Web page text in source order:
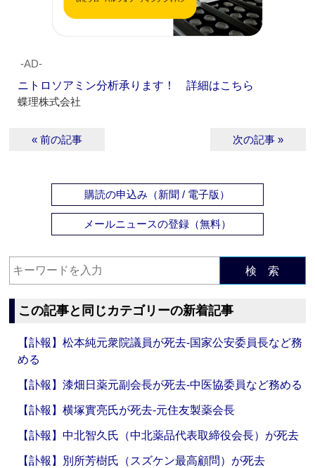
‐AD‐
ニトロソアミン分析承ります！ 詳細はこちら
蝶理株式会社
« 前の記事 次の記事 »
購読の申込み（新聞 / 電子版）
メールニュースの登録（無料）
検 索
この記事と同じカテゴリーの新着記事
【訃報】松本純元衆院議員が死去‐国家公安委員長など務
める
【訃報】漆畑日薬元副会長が死去‐中医協委員など務める
【訃報】横塚實亮氏が死去‐元住友製薬会長
【訃報】中北智久氏（中北薬品代表取締役会長）が死去
【訃報】別所芳樹氏（スズケン最高顧問）が死去